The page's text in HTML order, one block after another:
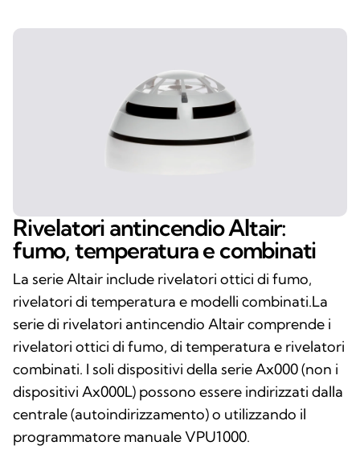
Rivelatori antincendio Altair:
fumo, temperatura e combinati
La serie Altair include rivelatori ottici di fumo,
rivelatori di temperatura e modelli combinati.La
serie di rivelatori antincendio Altair comprende i
rivelatori ottici di fumo, di temperatura e rivelatori
combinati. I soli dispositivi della serie Ax000 (non i
dispositivi Ax000L) possono essere indirizzati dalla
centrale (autoindirizzamento) o utilizzando il
programmatore manuale VPU1000.